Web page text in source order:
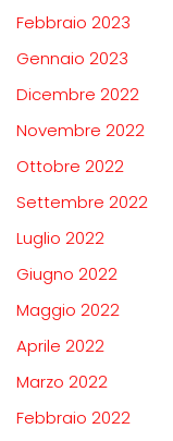
Febbraio 2023
Gennaio 2023
Dicembre 2022
Novembre 2022
Ottobre 2022
Settembre 2022
Luglio 2022
Giugno 2022
Maggio 2022
Aprile 2022
Marzo 2022
Febbraio 2022